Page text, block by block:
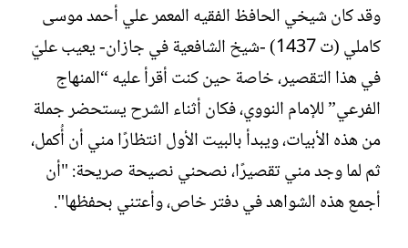
وقد كان شيخي الحافظ الفقيه المعمر علي أحمد موسى
كاملي (ت 1437) -شيخ الشافعية في جازان- يعيب عليّ
في هذا التقصير، خاصة حين كنت أقرأ عليه “المنهاج
الفرعي” للإمام النووي، فكان أثناء الشرح يستحضر جملة
من هذه الأبيات، ويبدأ بالبيت الأول انتظارًا مني أن أُكمل،
ثم لما وجد مني تقصيرًا، نصحني نصيحة صريحة: "أن
أجمع هذه الشواهد في دفتر خاص، وأعتني بحفظها".